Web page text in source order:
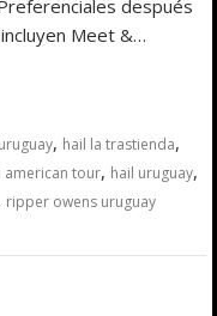
después
Meet &…
, hail la trastienda,
american tour, hail uruguay,
ripper owens uruguay